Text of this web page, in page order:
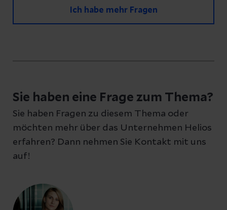
Ich habe mehr Fragen
Schreiben Sie uns eine Nachricht und geben
Sie Ihre E-Mail-Adresse an, damit wir uns bei
Ihnen melden können
Sie haben eine Frage zum Thema?
Sie haben Fragen zu diesem Thema oder
möchten mehr über das Unternehmen Helios
erfahren? Dann nehmen Sie Kontakt mit uns
auf!